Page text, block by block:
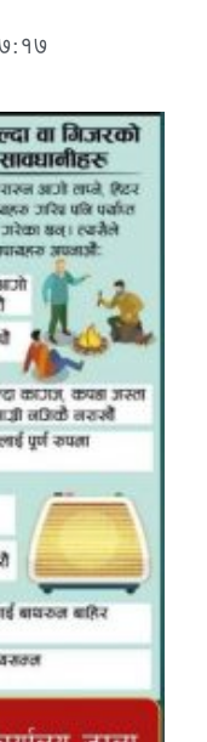
सुचना सन्देश
सुचना
जुम्लाकाे सुचना